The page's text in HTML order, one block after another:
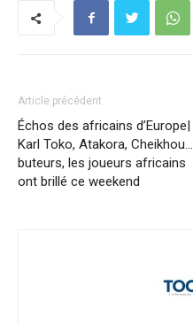
Article précédent
Échos des africains d’Europe|
Karl Toko, Atakora, Cheikhou…
buteurs, les joueurs africains
ont brillé ce weekend